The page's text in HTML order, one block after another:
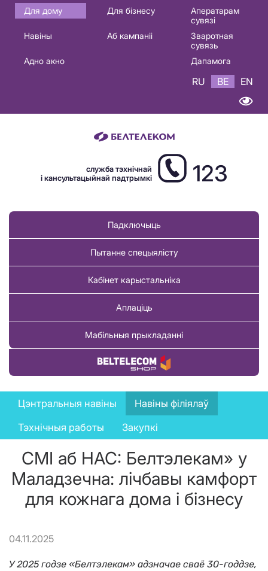
Основная
навигация
Для дому Для бізнесу
Аператарам
сувязі
Навіны
Аб кампаніі
Зваротная
сувязь
Адно акно
Дапамога
RU BE EN
служба тэхнічнай
і кансультацыйнай падтрымкі
123
Падключыць
Пытанне спецыялісту
Кабінет карыстальніка
Аплаціць
Мабільныя прыкладанні
Купіць тавар
News
menu
Цэнтральныя навіны
Навіны філіялаў
Тэхнічныя работы
Закупкі
СМІ аб НАС: Белтэлекам» у
Маладзечна: лічбавы камфорт
для кожнага дома і бізнесу
04.11.2025
У 2025 годзе «Белтэлекам» адзначае сваё 30-годдзе,